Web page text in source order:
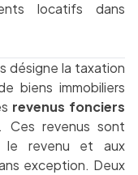
locatifs dans
désigne la taxation
biens immobiliers
revenus fonciers
Ces revenus sont
le revenu et aux
exception. Deux